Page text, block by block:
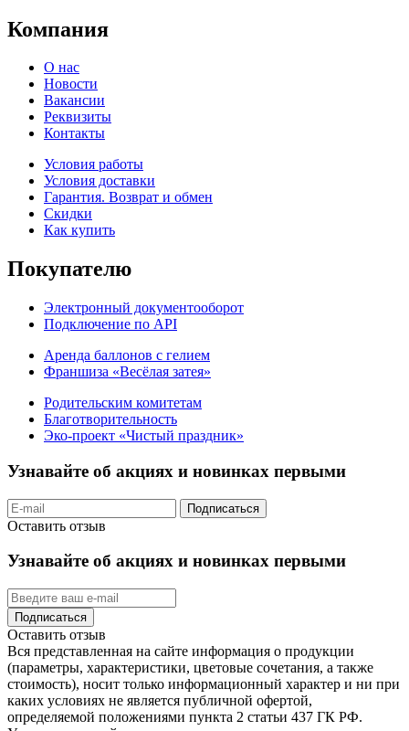
Компания
О нас
Новости
Вакансии
Реквизиты
Контакты
Условия работы
Условия доставки
Гарантия. Возврат и обмен
Скидки
Как купить
Покупателю
Электронный документооборот
Подключение по API
Аренда баллонов с гелием
Франшиза «Весёлая затея»
Родительским комитетам
Благотворительность
Эко-проект «Чистый праздник»
Узнавайте об акциях и новинках первыми
Подписаться
Оставить отзыв
Узнавайте об акциях и новинках первыми
Подписаться
Оставить отзыв
Вся представленная на сайте информация о продукции
(параметры, характеристики, цветовые сочетания, а также
стоимость), носит только информационный характер и ни при
каких условиях не является публичной офертой,
определяемой положениями пункта 2 статьи 437 ГК РФ.